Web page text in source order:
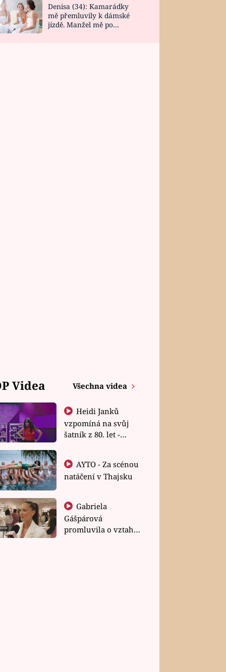
Denisa (34): Kamarádky
mě přemluvily k dámské
jízdě. Manžel mě po
Videa Všechna videa
Heidi Janků
vzpomíná na svůj
šatník z 80. let -
natáčení v Thajsku
Gabriela
Gášpárová
promluvila o vztahu